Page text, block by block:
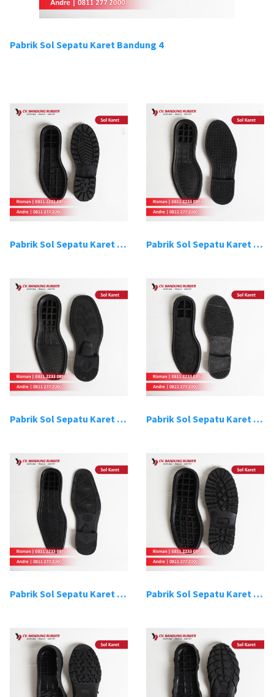
Pabrik Sol Sepatu Karet Bandung 4
Pabrik Sol Sepatu Karet Bandung 1 Pabrik Sol Sepatu Karet Bandung 2
Pabrik Sol Sepatu Karet Bandung 3 Pabrik Sol Sepatu Karet Bandung 4
Pabrik Sol Sepatu Karet Bandung 5 Pabrik Sol Sepatu Karet Bandung 6